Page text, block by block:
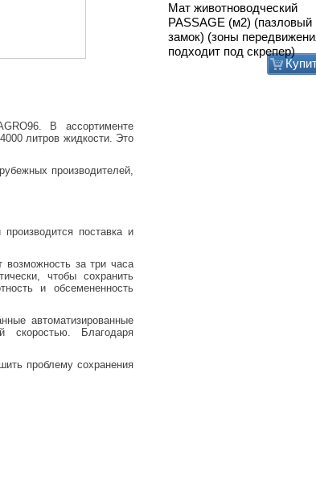
Мат животноводческий
PASSAGE (м2) (пазловый
замок) (зоны
подходит под скрепер)
В ассортименте
литров жидкости. Это
производителей,
поставка и
за три часа
чтобы сохранить
и обсемененность
автоматизированные
скоростью. Благодаря
проблему сохранения